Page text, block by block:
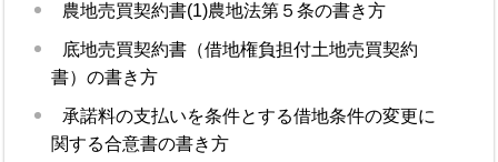
農地売買契約書(1)農地法第５条の書き方
底地売買契約書（借地権負担付土地売買契約
書）の書き方
承諾料の支払いを条件とする借地条件の変更に
関する合意書の書き方